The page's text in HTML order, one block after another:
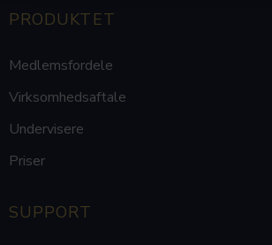
PRODUKTET
Medlemsfordele
Virksomhedsaftale
Undervisere
Priser
SUPPORT